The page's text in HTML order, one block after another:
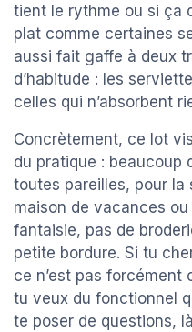
tient le rythme ou si ça
plat comme certaines
aussi fait gaffe à deux
d’habitude : les
celles qui n’absorbent
Concrètement, ce lot
du pratique : beaucoup
toutes pareilles, pour la
maison de vacances
fantaisie, pas de
petite bordure. Si tu
ce n’est pas forcément
tu veux du fonctionnel
te poser de questions,